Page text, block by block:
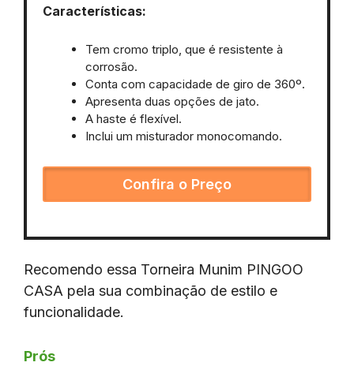
Características:
Tem cromo triplo, que é resistente à
corrosão.
Conta com capacidade de giro de 360º.
Apresenta duas opções de jato.
A haste é flexível.
Inclui um misturador monocomando.
Confira o Preço
Recomendo essa Torneira Munim PINGOO
CASA pela sua combinação de estilo e
funcionalidade.
Prós